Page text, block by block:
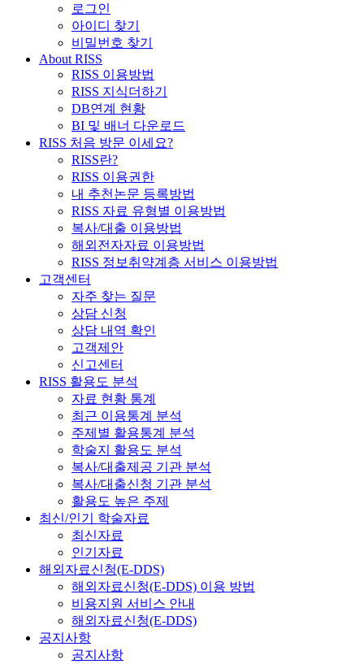
로그인
아이디 찾기
비밀번호 찾기
About RISS
RISS 이용방법
RISS 지식더하기
DB연계 현황
BI 및 배너 다운로드
RISS 처음 방문 이세요?
RISS란?
RISS 이용권한
내 추천논문 등록방법
RISS 자료 유형별 이용방법
복사/대출 이용방법
해외전자자료 이용방법
RISS 정보취약계층 서비스 이용방법
고객센터
자주 찾는 질문
상담 신청
상담 내역 확인
고객제안
신고센터
RISS 활용도 분석
자료 현황 통계
최근 이용통계 분석
주제별 활용통계 분석
학술지 활용도 분석
복사/대출제공 기관 분석
복사/대출신청 기관 분석
활용도 높은 주제
최신/인기 학술자료
최신자료
인기자료
해외자료신청(E-DDS)
해외자료신청(E-DDS) 이용 방법
비용지원 서비스 안내
해외자료신청(E-DDS)
공지사항
공지사항